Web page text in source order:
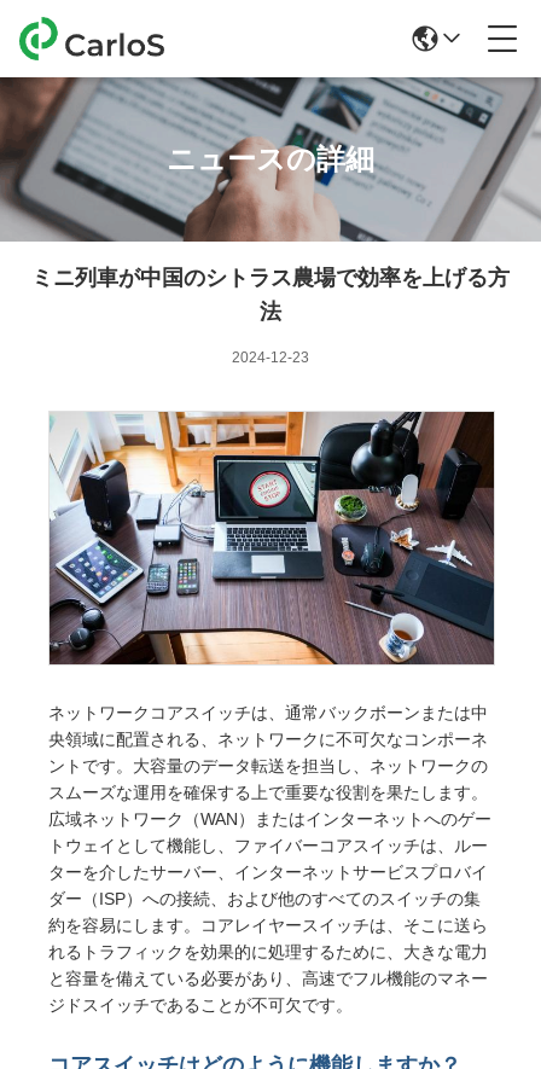
ニュースの詳細
ミニ列車が中国のシトラス農場で効率を上げる方
法
2024-12-23
ネットワークコアスイッチは、通常バックボーンまたは中
央領域に配置される、ネットワークに不可欠なコンポーネ
ントです。大容量のデータ転送を担当し、ネットワークの
スムーズな運用を確保する上で重要な役割を果たします。
広域ネットワーク（WAN）またはインターネットへのゲー
トウェイとして機能し、ファイバーコアスイッチは、ルー
ターを介したサーバー、インターネットサービスプロバイ
ダー（ISP）への接続、および他のすべてのスイッチの集
約を容易にします。コアレイヤースイッチは、そこに送ら
れるトラフィックを効果的に処理するために、大きな電力
と容量を備えている必要があり、高速でフル機能のマネー
ジドスイッチであることが不可欠です。